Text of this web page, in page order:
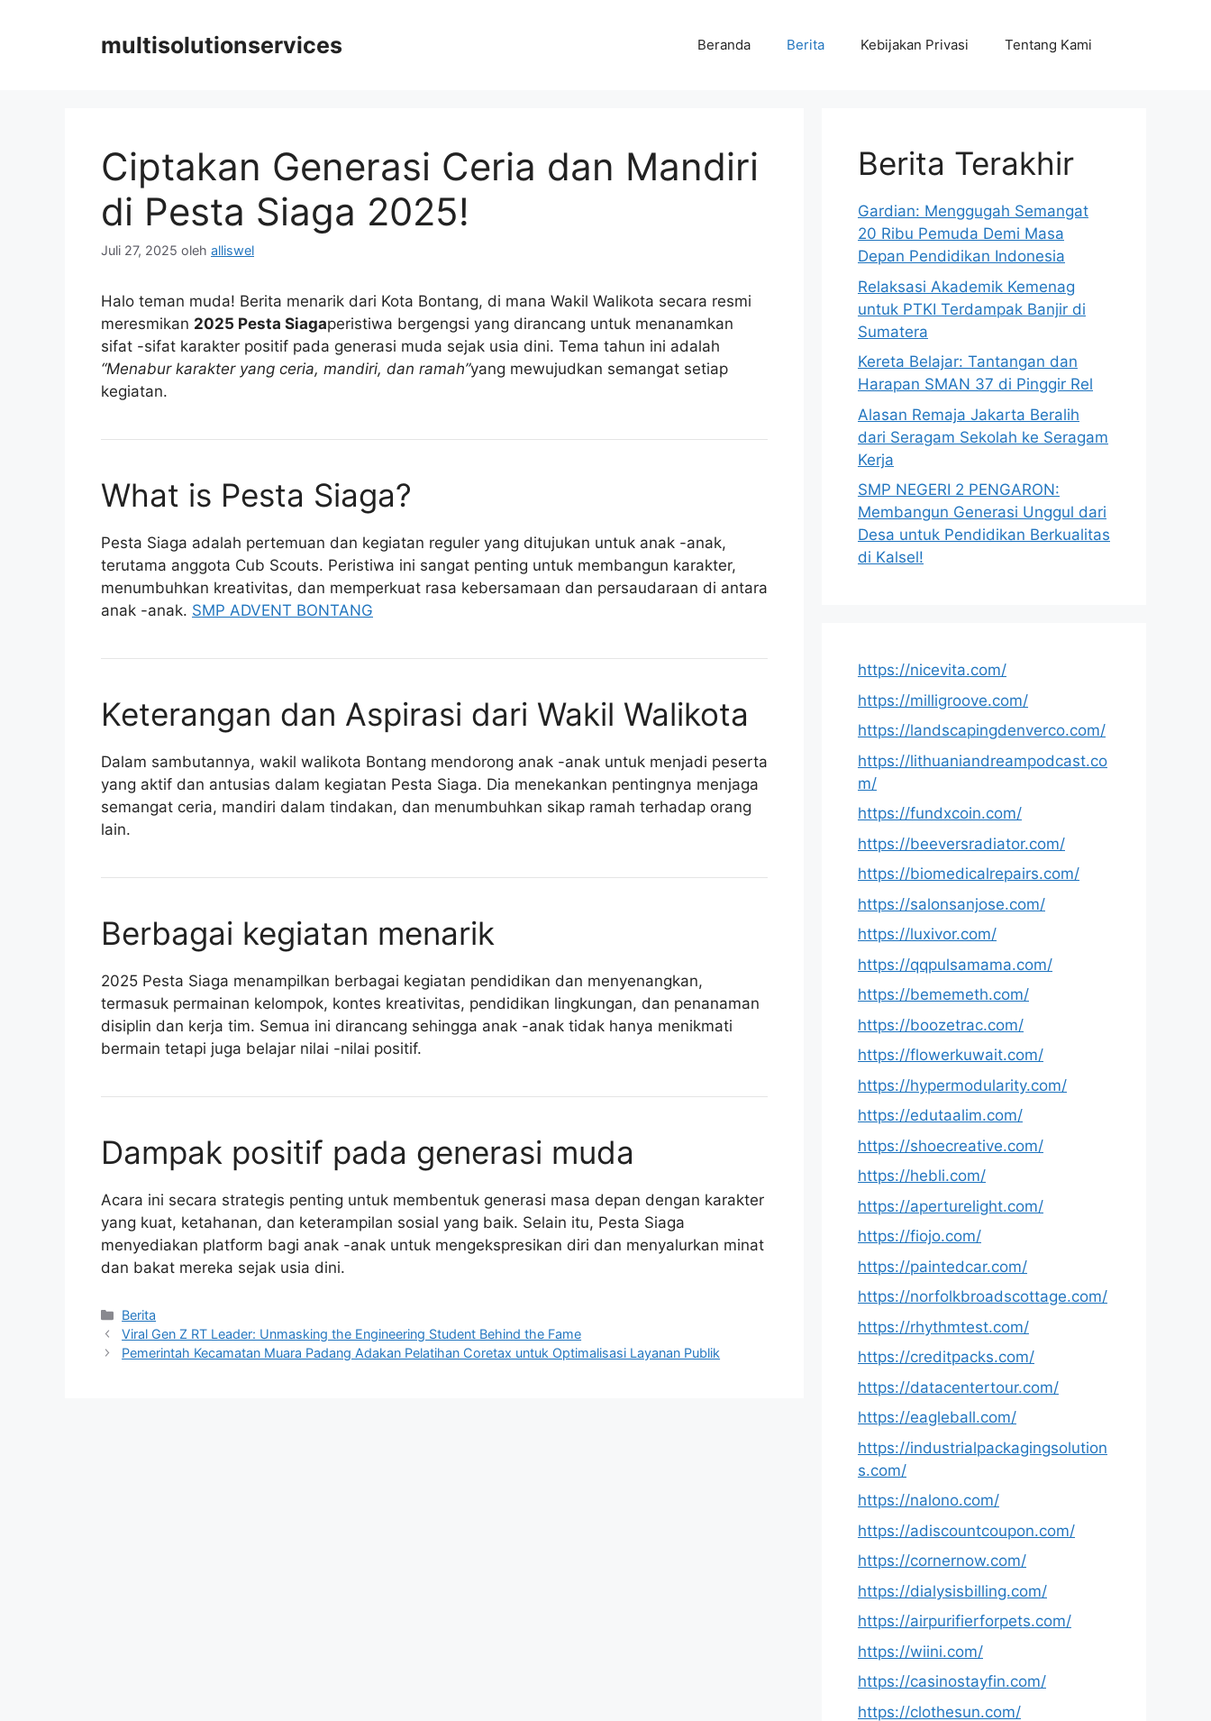
multisolutionservices Beranda Berita Kebijakan Privasi Tentang Kami
Ciptakan Generasi Ceria dan Mandiri
di Pesta Siaga 2025!
Juli 27, 2025 oleh alliswel
Halo teman muda! Berita menarik dari Kota Bontang, di mana Wakil Walikota secara resmi
meresmikan 2025 Pesta Siagaperistiwa bergengsi yang dirancang untuk menanamkan
sifat -sifat karakter positif pada generasi muda sejak usia dini. Tema tahun ini adalah
“Menabur karakter yang ceria, mandiri, dan ramah”yang mewujudkan semangat setiap
kegiatan.
What is Pesta Siaga?
Pesta Siaga adalah pertemuan dan kegiatan reguler yang ditujukan untuk anak -anak,
terutama anggota Cub Scouts. Peristiwa ini sangat penting untuk membangun karakter,
menumbuhkan kreativitas, dan memperkuat rasa kebersamaan dan persaudaraan di antara
anak -anak. SMP ADVENT BONTANG
Keterangan dan Aspirasi dari Wakil Walikota
Dalam sambutannya, wakil walikota Bontang mendorong anak -anak untuk menjadi peserta
yang aktif dan antusias dalam kegiatan Pesta Siaga. Dia menekankan pentingnya menjaga
semangat ceria, mandiri dalam tindakan, dan menumbuhkan sikap ramah terhadap orang
lain.
Berbagai kegiatan menarik
2025 Pesta Siaga menampilkan berbagai kegiatan pendidikan dan menyenangkan,
termasuk permainan kelompok, kontes kreativitas, pendidikan lingkungan, dan penanaman
disiplin dan kerja tim. Semua ini dirancang sehingga anak -anak tidak hanya menikmati
bermain tetapi juga belajar nilai -nilai positif.
Dampak positif pada generasi muda
Acara ini secara strategis penting untuk membentuk generasi masa depan dengan karakter
yang kuat, ketahanan, dan keterampilan sosial yang baik. Selain itu, Pesta Siaga
menyediakan platform bagi anak -anak untuk mengekspresikan diri dan menyalurkan minat
dan bakat mereka sejak usia dini.
Kategori
Berita
Viral Gen Z RT Leader: Unmasking the Engineering Student Behind the Fame
Pemerintah Kecamatan Muara Padang Adakan Pelatihan Coretax untuk Optimalisasi Layanan Publik
Berita Terakhir
Gardian: Menggugah Semangat
20 Ribu Pemuda Demi Masa
Depan Pendidikan Indonesia
Relaksasi Akademik Kemenag
untuk PTKI Terdampak Banjir di
Sumatera
Kereta Belajar: Tantangan dan
Harapan SMAN 37 di Pinggir Rel
Alasan Remaja Jakarta Beralih
dari Seragam Sekolah ke Seragam
Kerja
SMP NEGERI 2 PENGARON:
Membangun Generasi Unggul dari
Desa untuk Pendidikan Berkualitas
di Kalsel!
https://nicevita.com/
https://milligroove.com/
https://landscapingdenverco.com/
https://lithuaniandreampodcast.co
m/
https://fundxcoin.com/
https://beeversradiator.com/
https://biomedicalrepairs.com/
https://salonsanjose.com/
https://luxivor.com/
https://qqpulsamama.com/
https://bememeth.com/
https://boozetrac.com/
https://flowerkuwait.com/
https://hypermodularity.com/
https://edutaalim.com/
https://shoecreative.com/
https://hebli.com/
https://aperturelight.com/
https://fiojo.com/
https://paintedcar.com/
https://norfolkbroadscottage.com/
https://rhythmtest.com/
https://creditpacks.com/
https://datacentertour.com/
https://eagleball.com/
https://industrialpackagingsolution
s.com/
https://nalono.com/
https://adiscountcoupon.com/
https://cornernow.com/
https://dialysisbilling.com/
https://airpurifierforpets.com/
https://wiini.com/
https://casinostayfin.com/
https://clothesun.com/